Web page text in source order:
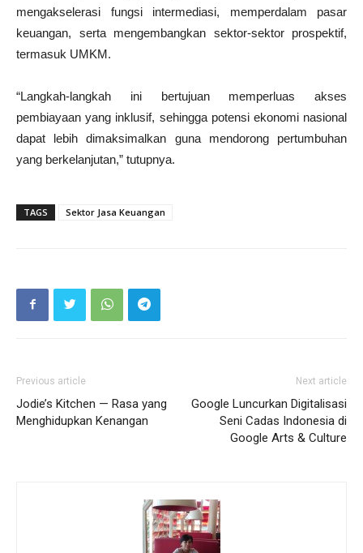
mengakselerasi fungsi intermediasi, memperdalam pasar
keuangan, serta mengembangkan sektor-sektor prospektif,
termasuk UMKM.
“Langkah-langkah ini bertujuan memperluas akses
pembiayaan yang inklusif, sehingga potensi ekonomi nasional
dapat lebih dimaksimalkan guna mendorong pertumbuhan
yang berkelanjutan,” tutupnya.
TAGS Sektor Jasa Keuangan
Previous article
Jodie’s Kitchen — Rasa yang
Menghidupkan Kenangan
Next article
Google Luncurkan Digitalisasi
Seni Cadas Indonesia di
Google Arts & Culture